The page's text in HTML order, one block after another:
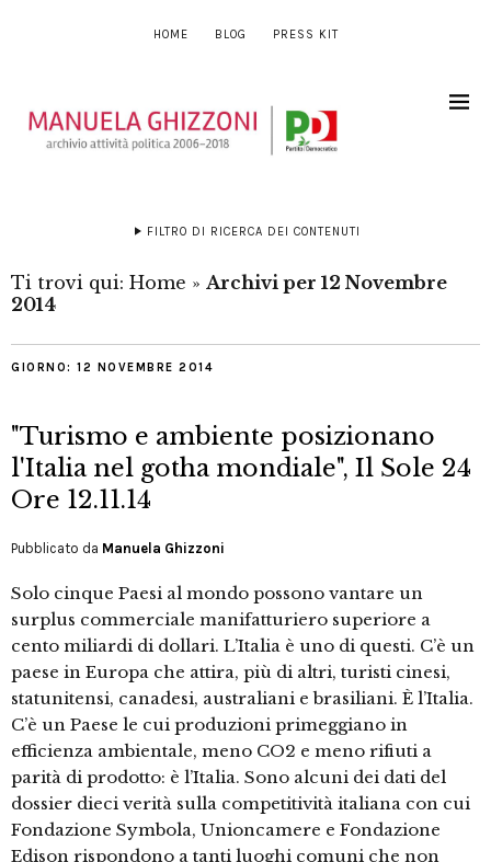
HOME BLOG PRESS KIT
FILTRO DI RICERCA DEI CONTENUTI
Ti trovi qui: Home » Archivi per 12 Novembre
2014
GIORNO: 12 NOVEMBRE 2014
"Turismo e ambiente posizionano
l'Italia nel gotha mondiale", Il Sole 24
Ore 12.11.14
Pubblicato da Manuela Ghizzoni
Solo cinque Paesi al mondo possono vantare un
surplus commerciale manifatturiero superiore a
cento miliardi di dollari. L’Italia è uno di questi. C’è un
paese in Europa che attira, più di altri, turisti cinesi,
statunitensi, canadesi, australiani e brasiliani. È l’Italia.
C’è un Paese le cui produzioni primeggiano in
efficienza ambientale, meno CO2 e meno rifiuti a
parità di prodotto: è l’Italia. Sono alcuni dei dati del
dossier dieci verità sulla competitività italiana con cui
Fondazione Symbola, Unioncamere e Fondazione
Edison rispondono a tanti luoghi comuni che non